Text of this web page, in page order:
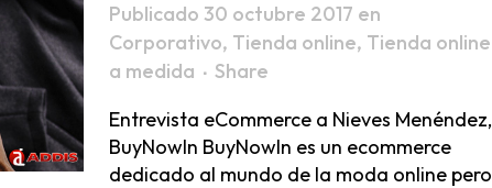
Publicado 30 octubre 2017 en
Corporativo, Tienda online, Tienda online
a medida
Share
Entrevista eCommerce a Nieves Menéndez,
BuyNowIn BuyNowIn es un ecommerce
dedicado al mundo de la moda online pero